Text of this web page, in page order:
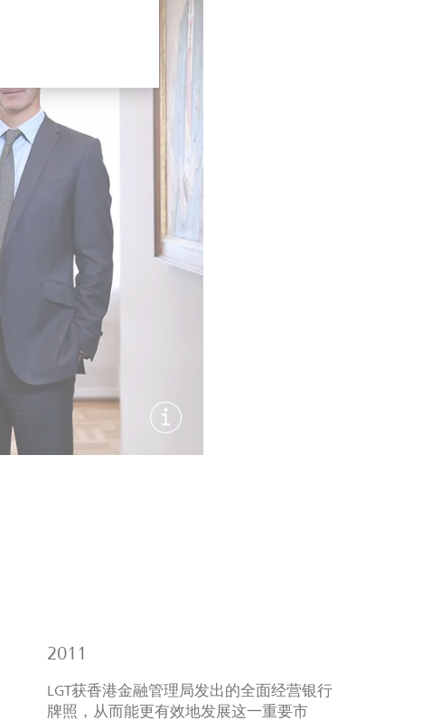
显示图片信息
2011
LGT获香港金融管理局发出的全面经营银行
牌照，从而能更有效地发展这一重要市